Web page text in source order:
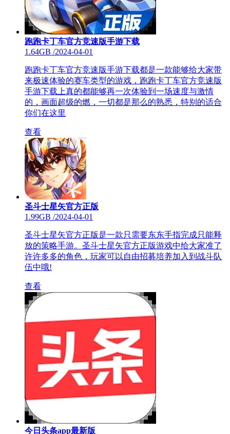
跑跑卡丁车官方竞速版手游下载
1.64GB /2024-04-01
跑跑卡丁车官方竞速版手游下载都是一款能够给大家带
来极速体验的赛车类型的游戏，跑跑卡丁车官方竞速版
手游下载上真的都能够再一次体验到一场速度与激情
的，画面超级的燃，一切都是那么的熟悉，特别的适合
你们在这里
查看
圣斗士星矢官方正版
1.99GB /2024-04-01
圣斗士星矢官方正版是一款只需要东东手指完成只能释
放的策略手游。圣斗士星矢官方正版游戏中给大家准了
许许多多的角色，玩家可以自由招募培养加入到战斗队
伍中哦!
查看
今日头条app最新版